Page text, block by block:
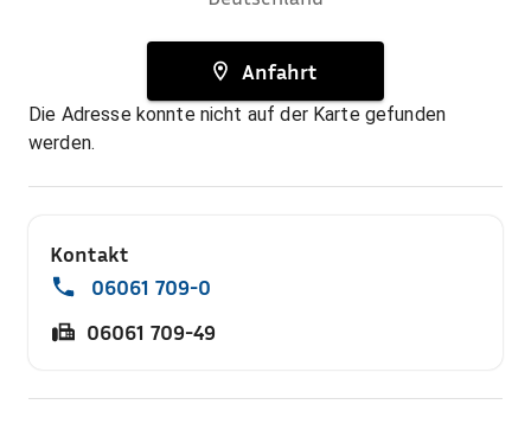
Anfahrt
Die Adresse konnte nicht auf der Karte gefunden
werden.
Kontakt
06061 709-0
06061 709-49